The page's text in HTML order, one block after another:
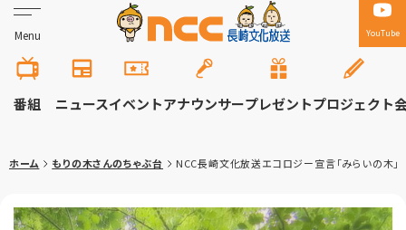
Menu YouTube
番組 ニュースイベントアナウンサープレゼントプロジェクト
ホーム もりの木さんのちゃぶ台 NCC長崎文化放送エコロジー宣言「みらいの木」